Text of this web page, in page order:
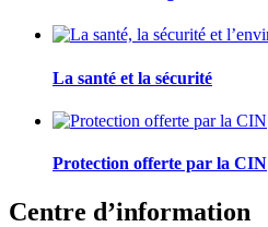
La santé et la sécurité
Protection offerte par la CIN
Centre d’information